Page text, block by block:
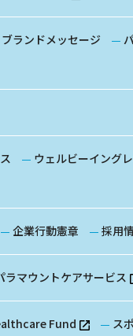
ブランドメッセージ
ウェルビーイング
企業行動憲章 採用
ラマウントケアサービス
Fund ス